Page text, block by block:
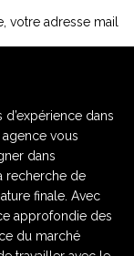
votre adresse mail
d’expérience dans
agence vous
dans
recherche de
finale. Avec
approfondie des
du marché